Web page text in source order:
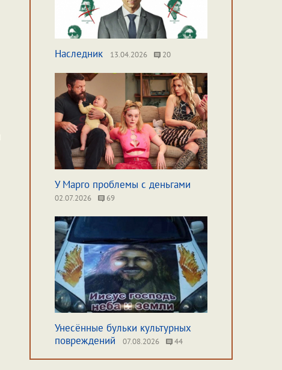
Наследник 13.04.2026 20
У Марго проблемы с деньгами
02.07.2026 69
Унесённые бульки культурных
повреждений
07.08.2026 44